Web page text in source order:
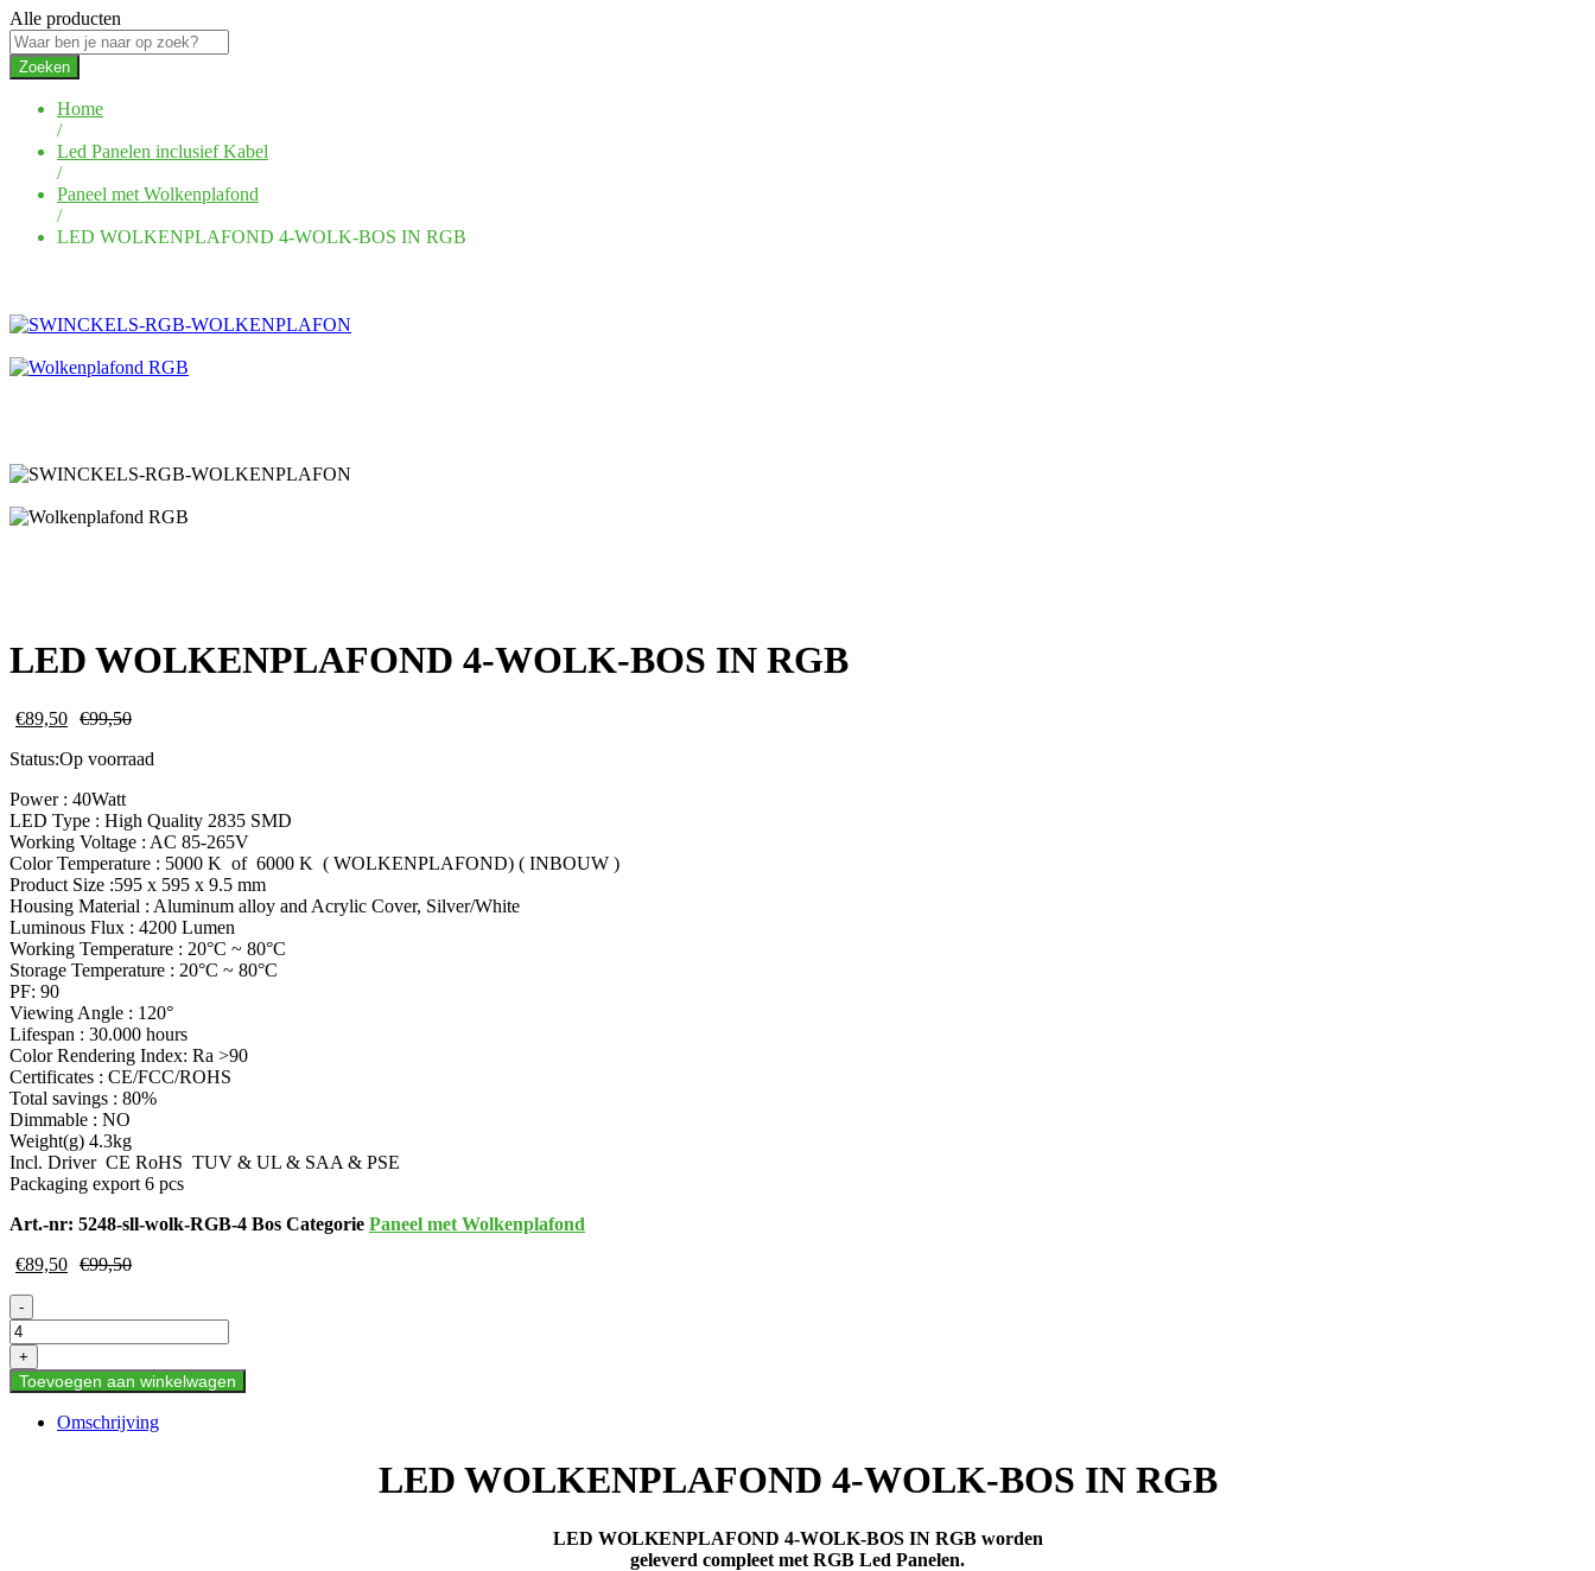
Alle producten
Zoeken
Home
/
Led Panelen inclusief Kabel
/
Paneel met Wolkenplafond
/
LED WOLKENPLAFOND 4-WOLK-BOS IN RGB
LED WOLKENPLAFOND 4-WOLK-BOS IN RGB
€89,50 €99,50
Status:Op voorraad
Power : 40Watt
LED Type : High Quality 2835 SMD
Working Voltage : AC 85-265V
Color Temperature : 5000 K of 6000 K ( WOLKENPLAFOND) ( INBOUW )
Product Size :595 x 595 x 9.5 mm
Housing Material : Aluminum alloy and Acrylic Cover, Silver/White
Luminous Flux : 4200 Lumen
Working Temperature : 20°C ~ 80°C
Storage Temperature : 20°C ~ 80°C
PF: 90
Viewing Angle : 120°
Lifespan : 30.000 hours
Color Rendering Index: Ra >90
Certificates : CE/FCC/ROHS
Total savings : 80%
Dimmable : NO
Weight(g) 4.3kg
Incl. Driver CE RoHS TUV & UL & SAA & PSE
Packaging export 6 pcs
Art.-nr: 5248-sll-wolk-RGB-4 Bos Categorie Paneel met Wolkenplafond
€89,50 €99,50
LED
WOLKENPLAFOND
4-
WOLK-
BOS
RGB
-
+
Toevoegen aan winkelwagen
Omschrijving
LED WOLKENPLAFOND 4-WOLK-BOS IN RGB
LED WOLKENPLAFOND 4-WOLK-BOS IN RGB worden
geleverd compleet met RGB Led Panelen.